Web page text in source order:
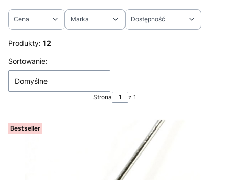
Cena Marka Dostępność
Koniec filtrów
Produkty: 12
Lista produktów
Sortowanie:
Domyślne
Strona z 1
Bestseller